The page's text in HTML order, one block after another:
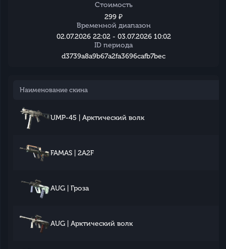
Стоимость
299 ₽
Временной диапазон
02.07.2026 22:02 - 03.07.2026 10:02
ID периода
d3739a8a9b67a2fa3696cafb7bec
Наименование скина
UMP-45 | Арктический волк
FAMAS | 2A2F
AUG | Гроза
AUG | Арктический волк